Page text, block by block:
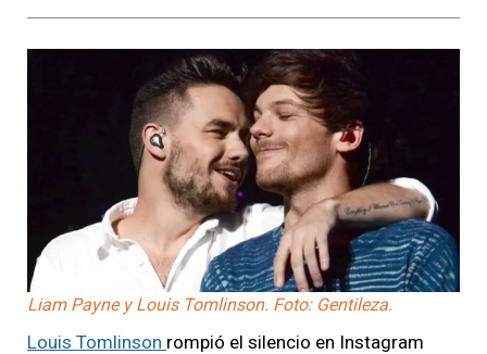
Liam Payne y Louis Tomlinson. Foto: Gentileza.
Louis Tomlinson rompió el silencio en Instagram